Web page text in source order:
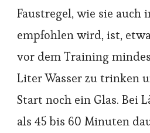
Faustregel, wie sie auch
empfohlen wird, ist,
vor dem Training
Liter Wasser zu trinken
Start noch ein Glas. Bei
als 45 bis 60 Minuten